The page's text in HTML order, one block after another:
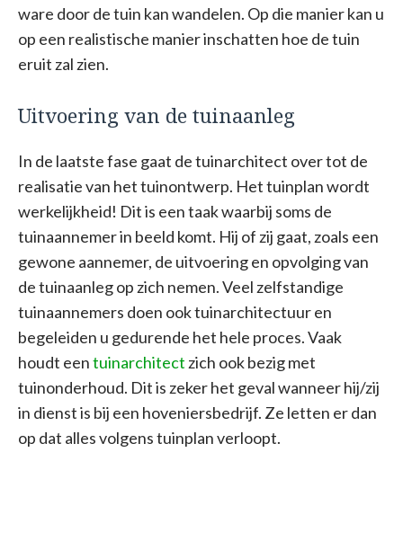
ware door de tuin kan wandelen. Op die manier kan u
op een realistische manier inschatten hoe de tuin
eruit zal zien.
Uitvoering van de tuinaanleg
In de laatste fase gaat de tuinarchitect over tot de
realisatie van het tuinontwerp. Het tuinplan wordt
werkelijkheid! Dit is een taak waarbij soms de
tuinaannemer in beeld komt. Hij of zij gaat, zoals een
gewone aannemer, de uitvoering en opvolging van
de tuinaanleg op zich nemen. Veel zelfstandige
tuinaannemers doen ook tuinarchitectuur en
begeleiden u gedurende het hele proces. Vaak
houdt eentuinarchitect zich ook bezig met
tuinonderhoud. Dit is zeker het geval wanneer hij/zij
in dienst is bij een hoveniersbedrijf. Ze letten er dan
op dat alles volgens tuinplan verloopt.